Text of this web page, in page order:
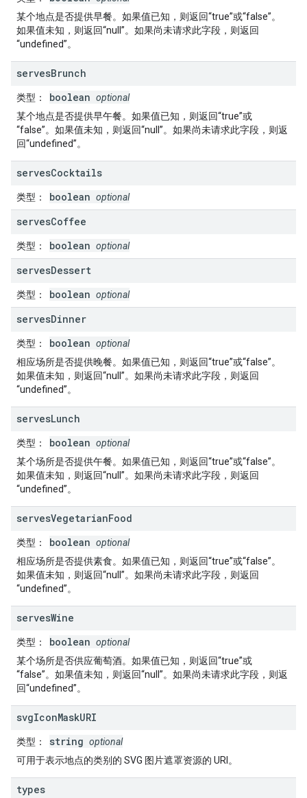
某个地点是否提供早餐。如果值已知，则返回“true”或“false”。
如果值未知，则返回“null”。如果尚未请求此字段，则返回
“undefined”。
servesBrunch
类型 ： boolean optional
某个地点是否提供早午餐。如果值已知，则返回“true”或
“false”。如果值未知，则返回“null”。如果尚未请求此字段，则返
回“undefined”。
servesCocktails
类型 ： boolean optional
servesCoffee
类型 ： boolean optional
servesDessert
类型 ： boolean optional
servesDinner
类型 ： boolean optional
相应场所是否提供晚餐。如果值已知，则返回“true”或“false”。
如果值未知，则返回“null”。如果尚未请求此字段，则返回
“undefined”。
servesLunch
类型 ： boolean optional
某个场所是否提供午餐。如果值已知，则返回“true”或“false”。
如果值未知，则返回“null”。如果尚未请求此字段，则返回
“undefined”。
servesVegetarianFood
类型 ： boolean optional
相应场所是否提供素食。如果值已知，则返回“true”或“false”。
如果值未知，则返回“null”。如果尚未请求此字段，则返回
“undefined”。
servesWine
类型 ： boolean optional
某个场所是否供应葡萄酒。如果值已知，则返回“true”或
“false”。如果值未知，则返回“null”。如果尚未请求此字段，则返
回“undefined”。
svgIconMaskURI
类型 ： string optional
可用于表示地点的类别的 SVG 图片遮罩资源的 URI。
types